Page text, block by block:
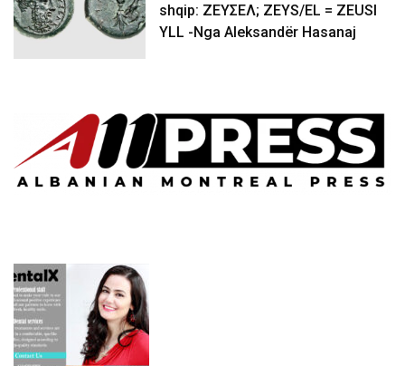
shqip: ΖΕΥΣΕΛ; ZEYS/EL = ZEUSI
YLL -Nga Aleksandër Hasanaj